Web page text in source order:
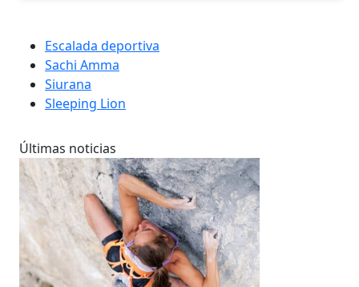
Escalada deportiva
Sachi Amma
Siurana
Sleeping Lion
Últimas noticias